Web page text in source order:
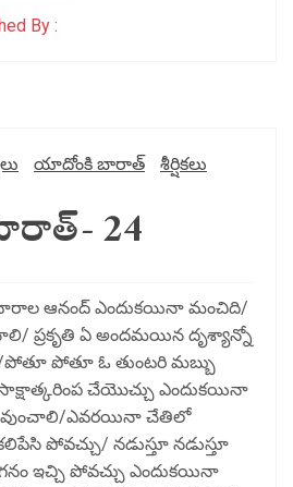
By :
యాదోంకి బారాత్ శీర్షికలు
24
ఆనంద్ ఎందుకయినా మంచిది/
ప్రకృతి ఏ అందమయిన దృశ్యాన్నో
పోతూ ఓ తుంటరి మబ్బు
సాక్షాత్కరింప చేయొచ్చు ఎందుకయినా
వుంచాలి/ఎవరయినా చేతిలో
పోవచ్చు/ నడుస్తూ నడుస్తూ
ఇచ్చి పోవచ్చు ఎందుకయినా